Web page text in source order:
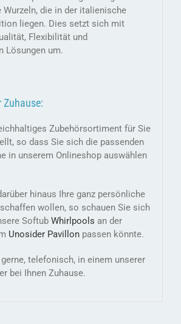
Wurzeln, die in der italienische
liegen. Dies setzt sich mit
Flexibilität und
Lösungen um.
Zubehörsortiment für Sie
so dass Sie sich die passenden
in unserem Onlineshop auswählen
hinaus Ihre ganz persönliche
wollen, so schauen Sie sich
Softub Whirlpools an der
Unosider Pavillonpassen könnte.
telefonisch, in einem unserer
bei Ihnen Zuhause.